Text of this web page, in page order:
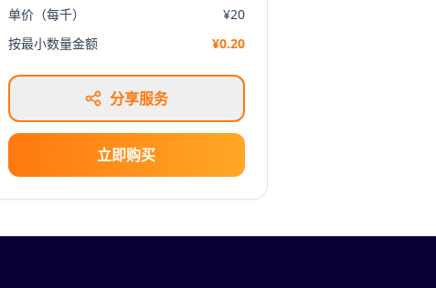
单价（每千）
¥20
按最小数量金额
¥0.20
分享服务
立即购买